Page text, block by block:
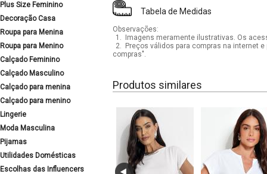
Plus Size Feminino
Decoração Casa
Roupa para Menina
Roupa para Menino
Calçado Feminino
Calçado Masculino
Calçado para menina
Calçado para menino
Lingerie
Moda Masculina
Pijamas
Utilidades Domésticas
Escolhas das Influencers
Tabela de Medidas
Observações:
1.
Imagens meramente ilustrativas. Os
2.
Preços válidos para compras na internet
compras".
Produtos similares